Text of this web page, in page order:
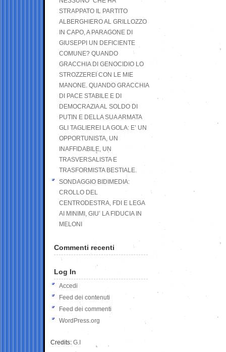
STRAPPATO IL PARTITO
ALBERGHIERO AL GRILLOZZO
IN CAPO, A PARAGONE DI
GIUSEPPI UN DEFICIENTE
COMUNE? QUANDO
GRACCHIA DI GENOCIDIO LO
STROZZEREI CON LE MIE
MANONE. QUANDO GRACCHIA
DI PACE STABILE E DI
DEMOCRAZIA AL SOLDO DI
PUTIN E DELLA SUA ARMATA
GLI TAGLIEREI LA GOLA: E’ UN
OPPORTUNISTA, UN
INAFFIDABILE, UN
TRASVERSALISTA E
TRASFORMISTA BESTIALE.
SONDAGGIO BIDIMEDIA:
CROLLO DEL
CENTRODESTRA, FDI E LEGA
AI MINIMI, GIU’ LA FIDUCIA IN
MELONI
Commenti recenti
Log In
Accedi
Feed dei contenuti
Feed dei commenti
WordPress.org
Credits: G.I